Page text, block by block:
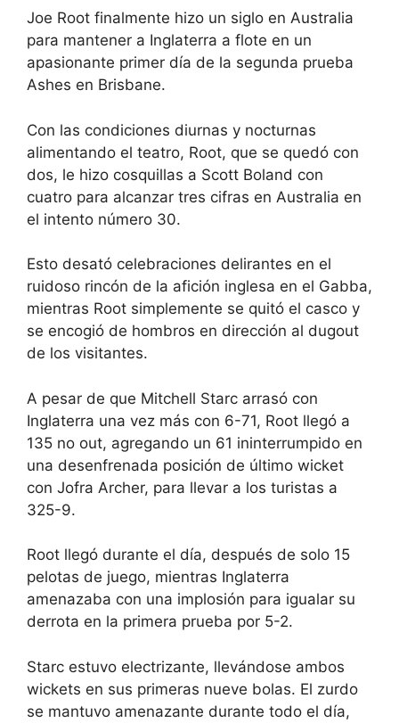
Joe Root finalmente hizo un siglo en Australia
para mantener a Inglaterra a flote en un
apasionante primer día de la segunda prueba
Ashes en Brisbane.
Con las condiciones diurnas y nocturnas
alimentando el teatro, Root, que se quedó con
dos, le hizo cosquillas a Scott Boland con
cuatro para alcanzar tres cifras en Australia en
el intento número 30.
Esto desató celebraciones delirantes en el
ruidoso rincón de la afición inglesa en el Gabba,
mientras Root simplemente se quitó el casco y
se encogió de hombros en dirección al dugout
de los visitantes.
A pesar de que Mitchell Starc arrasó con
Inglaterra una vez más con 6-71, Root llegó a
135 no out, agregando un 61 ininterrumpido en
una desenfrenada posición de último wicket
con Jofra Archer, para llevar a los turistas a
325-9.
Root llegó durante el día, después de solo 15
pelotas de juego, mientras Inglaterra
amenazaba con una implosión para igualar su
derrota en la primera prueba por 5-2.
Starc estuvo electrizante, llevándose ambos
wickets en sus primeras nueve bolas. El zurdo
se mantuvo amenazante durante todo el día,